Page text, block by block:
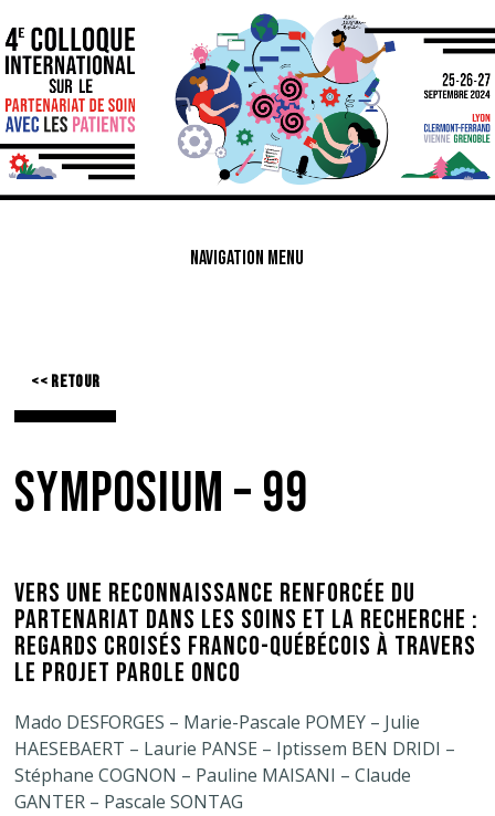
NAVIGATION MENU
<< RETOUR
SYMPOSIUM – 99
VERS UNE RECONNAISSANCE RENFORCÉE DU
PARTENARIAT DANS LES SOINS ET LA RECHERCHE :
REGARDS CROISÉS FRANCO-QUÉBÉCOIS À TRAVERS
LE PROJET PAROLE ONCO
Mado DESFORGES – Marie-Pascale POMEY – Julie
HAESEBAERT – Laurie PANSE – Iptissem BEN DRIDI –
Stéphane COGNON – Pauline MAISANI – Claude
GANTER – Pascale SONTAG